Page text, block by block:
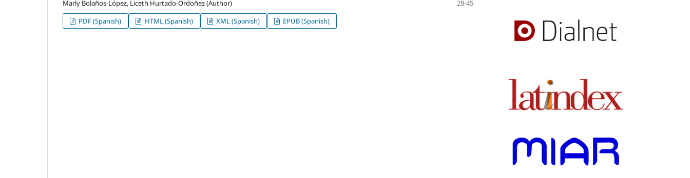
Marly Bolaños-López, Liceth Hurtado-Ordoñez (Author)
28-45
PDF (Spanish)
HTML (Spanish) XML (Spanish) EPUB (Spanish)